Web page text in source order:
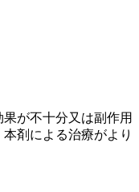
が不十分又は副作用
剤による治療がより